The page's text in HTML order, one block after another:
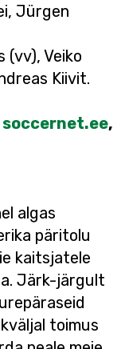
Jürgen
(vv), Veiko
Kiivit.
soccernet.ee,
algas
päritolu
kaitsjatele
Järk-järgult
toimus